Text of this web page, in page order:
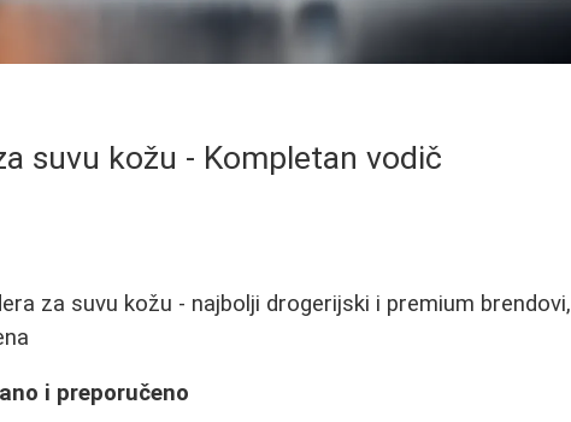
suvu kožu - Kompletan vodič
za suvu kožu - najbolji drogerijski i premium brendovi,
i preporučeno